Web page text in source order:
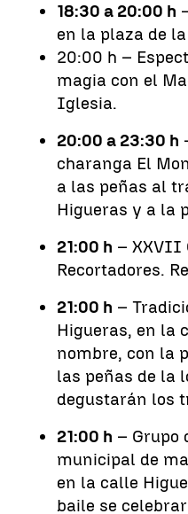
18:30 a 20:00 h
en la plaza de
20:00 h –
magia con el
Iglesia.
20:00 a 23:30 h
charanga El
a las peñas al
Higueras y a la
21:00 h – XXVII
Recortadores.
21:00 h –
Higueras, en la
nombre, con la
las peñas de la
degustarán los
21:00 h – Grupo
municipal de
en la calle
baile se